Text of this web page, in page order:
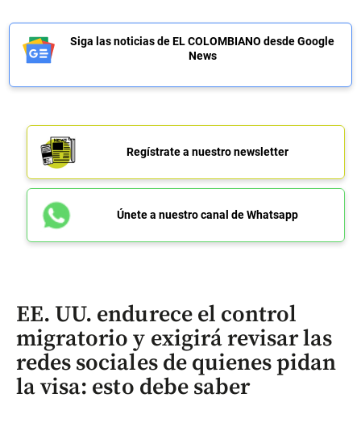
Siga las noticias de EL COLOMBIANO desde Google
News
Regístrate a nuestro newsletter
Únete a nuestro canal de Whatsapp
EE. UU. endurece el control
migratorio y exigirá revisar las
redes sociales de quienes pidan
la visa: esto debe saber